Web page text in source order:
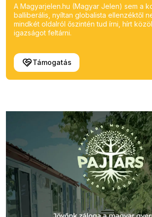
A Magyarjelen.hu (Magyar Jelen) sem a
balliberális, nyíltan globalista ellenzéktől
mindkét oldalról őszintén tud írni, hírt
igazságot feltárni.
Támogatás